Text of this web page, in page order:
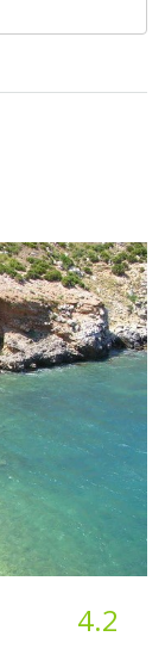
4.2